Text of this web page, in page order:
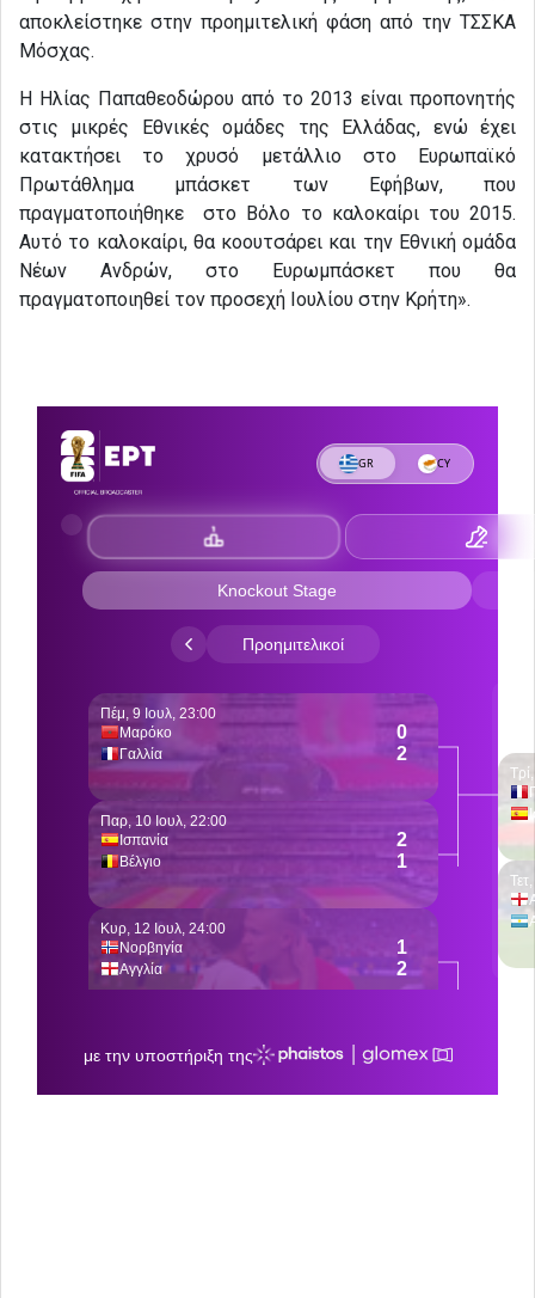
αποκλείστηκε στην προημιτελική φάση από την ΤΣΣΚΑ
Μόσχας.
Η Ηλίας Παπαθεοδώρου από το 2013 είναι προπονητής
στις μικρές Εθνικές ομάδες της Ελλάδας, ενώ έχει
κατακτήσει το χρυσό μετάλλιο στο Ευρωπαϊκό
Πρωτάθλημα μπάσκετ των Εφήβων, που
πραγματοποιήθηκε στο Βόλο το καλοκαίρι του 2015.
Αυτό το καλοκαίρι, θα κοουτσάρει και την Εθνική ομάδα
Νέων Ανδρών, στο Ευρωμπάσκετ που θα
πραγματοποιηθεί τον προσεχή Ιουλίου στην Κρήτη».